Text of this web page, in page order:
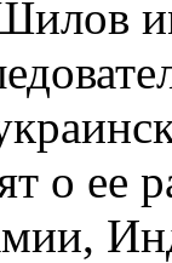
о ее